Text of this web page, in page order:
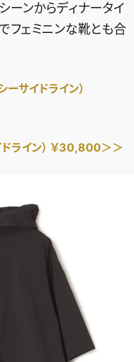
ーンからディナータイ
フェミニンな靴とも合
サイドライン）
ライン） ￥30,800＞＞